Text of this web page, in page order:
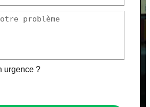
urgence ?